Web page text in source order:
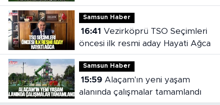
açılıyor
Samsun Haber
16:41
öncesi ilk resmi aday Hayati Ağca
Samsun Haber
15:59Alaçam'ın yeni yaşam
alanında çalışmalar tamamlandı